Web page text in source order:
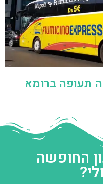
תעופה ברומא
החופשה